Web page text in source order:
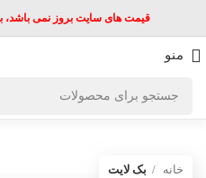
قیمت های سایت بروز نمی باشد،
منو
خانه بک لایت